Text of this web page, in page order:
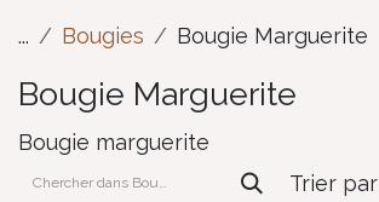
... Bougies Bougie Marguerite
Bougie Marguerite
Bougie marguerite
Trier par